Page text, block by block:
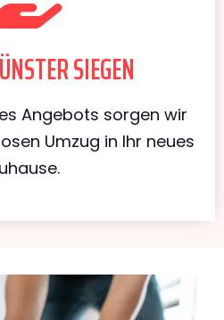
SIEGEN
Angebots sorgen wir
Umzug in Ihr neues